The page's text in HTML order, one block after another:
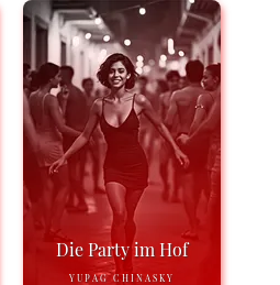
Die Party im Hof
YUPAG CHINASKY